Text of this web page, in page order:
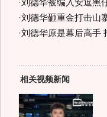
·刘德华被编入安逗黑
·刘德华砸重金打击山
·刘德华原是幕后高手
相关视频新闻